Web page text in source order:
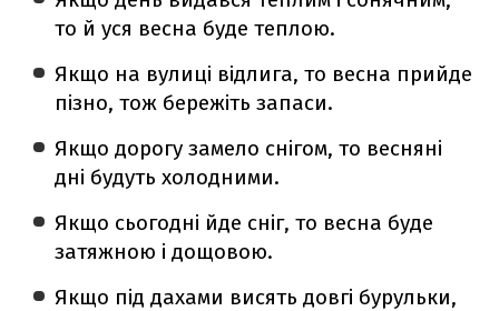
то й уся весна буде теплою.
Якщо на вулиці відлига, то весна прийде
пізно, тож бережіть запаси.
Якщо дорогу замело снігом, то весняні
дні будуть холодними.
Якщо сьогодні йде сніг, то весна буде
затяжною і дощовою.
Якщо під дахами висять довгі бурульки,